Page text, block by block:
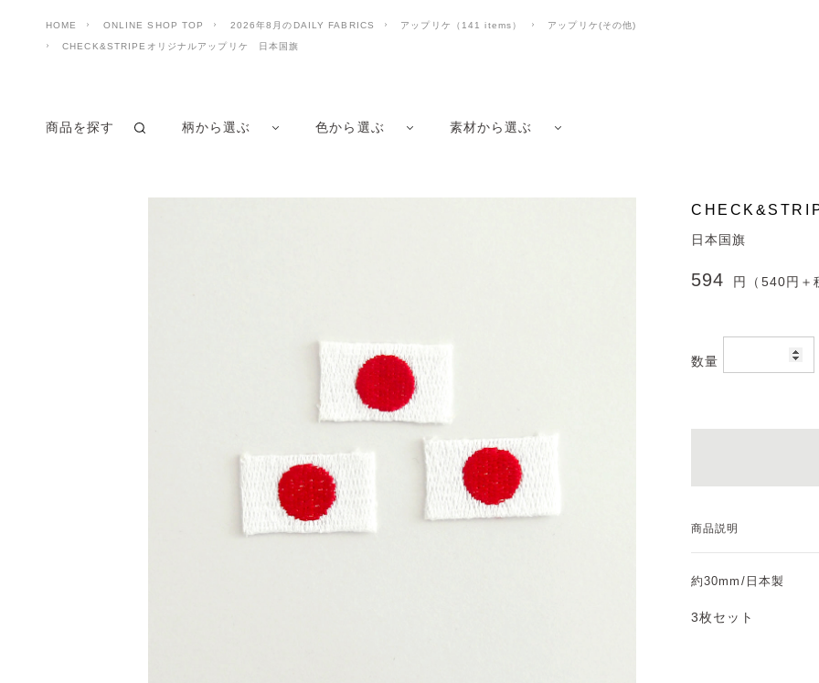
HOME ONLINE SHOP TOP 2026年8月のDAILY FABRICS アップリケ（141 items） アップリケ(その他)
CHECK&STRIPEオリジナルアップリケ 日本国旗
商品を探す 柄から選ぶ 色から選ぶ 素材から選ぶ
日本国旗
594 円（540円＋
数量
商品説明
約30mm/日本製
3枚セット